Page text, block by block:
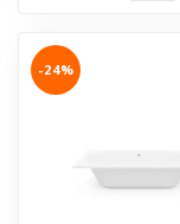
-24%